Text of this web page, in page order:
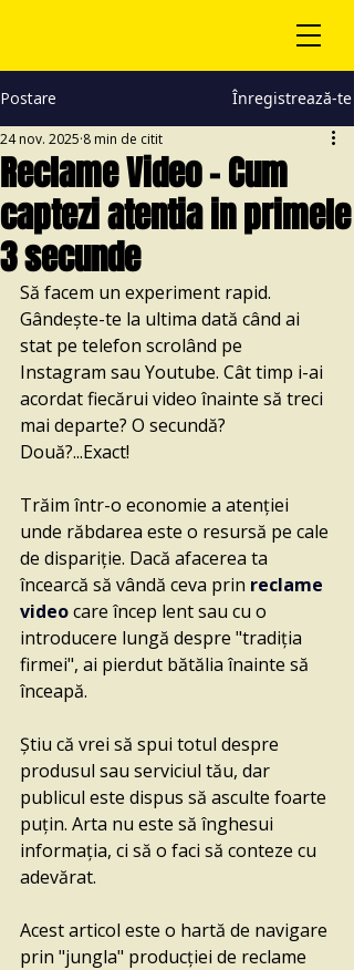
Postare Înregistrează-te
Reclame Video - Cum
captezi atentia in primele
3 secunde
24 nov. 2025 8 min de citit
Să facem un experiment rapid.
Gândește-te la ultima dată când ai
stat pe telefon scrolând pe
Instagram sau Youtube. Cât timp i-ai
acordat fiecărui video înainte să treci
mai departe? O secundă?
Două?...Exact!
Trăim într-o economie a atenției
unde răbdarea este o resursă pe cale
de dispariție. Dacă afacerea ta
încearcă să vândă ceva prin reclame
video care încep lent sau cu o
introducere lungă despre "tradiția
firmei", ai pierdut bătălia înainte să
înceapă.
Știu că vrei să spui totul despre
produsul sau serviciul tău, dar
publicul este dispus să asculte foarte
puțin. Arta nu este să înghesui
informația, ci să o faci să conteze cu
adevărat.
Acest articol este o hartă de navigare
prin "jungla" producției de reclame